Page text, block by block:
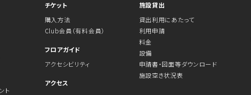
ト
チケット
購入方法
Club会員（有料会員）
フロアガイド
アクセシビリティ
アクセス
施設貸出
貸出利用にあたって
利用申請
料金
設備
申請書・図面等ダウンロード
施設空き状況表